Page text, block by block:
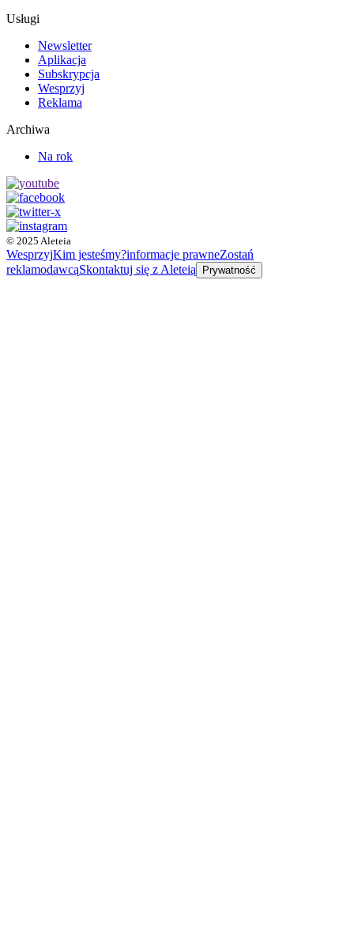
Usługi
Newsletter
Aplikacja
Subskrypcja
Wesprzyj
Reklama
Archiwa
Na rok
© 2025 Aleteia
WesprzyjKim jesteśmy?informacje prawneZostań
reklamodawcąSkontaktuj się z Aleteią Prywatność